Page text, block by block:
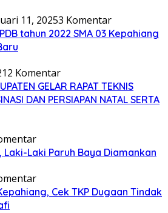
11, 20253 Komentar
tahun 2022 SMA 03 Kepahiang
2 Komentar
GELAR RAPAT TEKNIS
DAN PERSIAPAN NATAL SERTA
Laki-Laki Paruh Baya Diamankan
Cek TKP Dugaan Tindak